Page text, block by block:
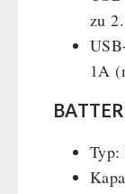
zu
1A